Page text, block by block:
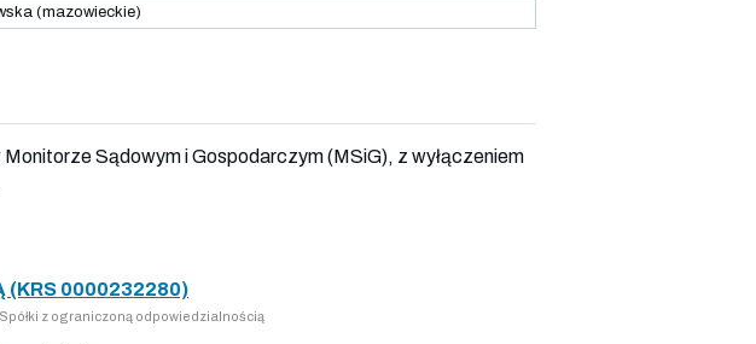
(mazowieckie)
Sądowym i Gospodarczym (MSiG), z wyłączeniem
(KRS 0000232280)
z ograniczoną odpowiedzialnością